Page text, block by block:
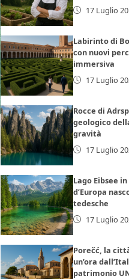
17 Luglio
Labirinto di
con nuovi
immersiva
17 Luglio
Rocce di
geologico
gravità
17 Luglio
Lago Eibsee
d’Europa
tedesche
17 Luglio
Porečć, la
un’ora
patrimonio